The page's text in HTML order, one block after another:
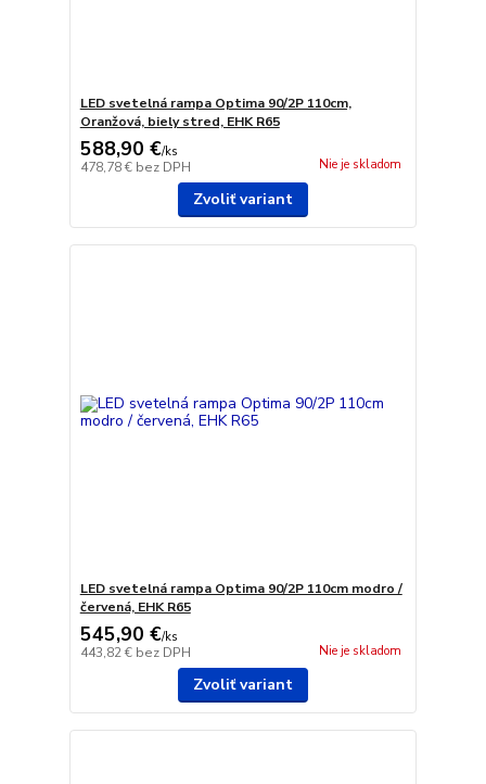
LED svetelná rampa Optima 90/2P 110cm,
Oranžová, biely stred, EHK R65
588,90 €/ks
478,78 € bez DPH Nie je skladom
Zvoliť variant
LED svetelná rampa Optima 90/2P 110cm modro /
červená, EHK R65
545,90 €/ks
443,82 € bez DPH Nie je skladom
Zvoliť variant